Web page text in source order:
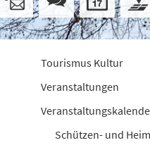
Tourismus Kultur
Veranstaltungen
Schützen- und